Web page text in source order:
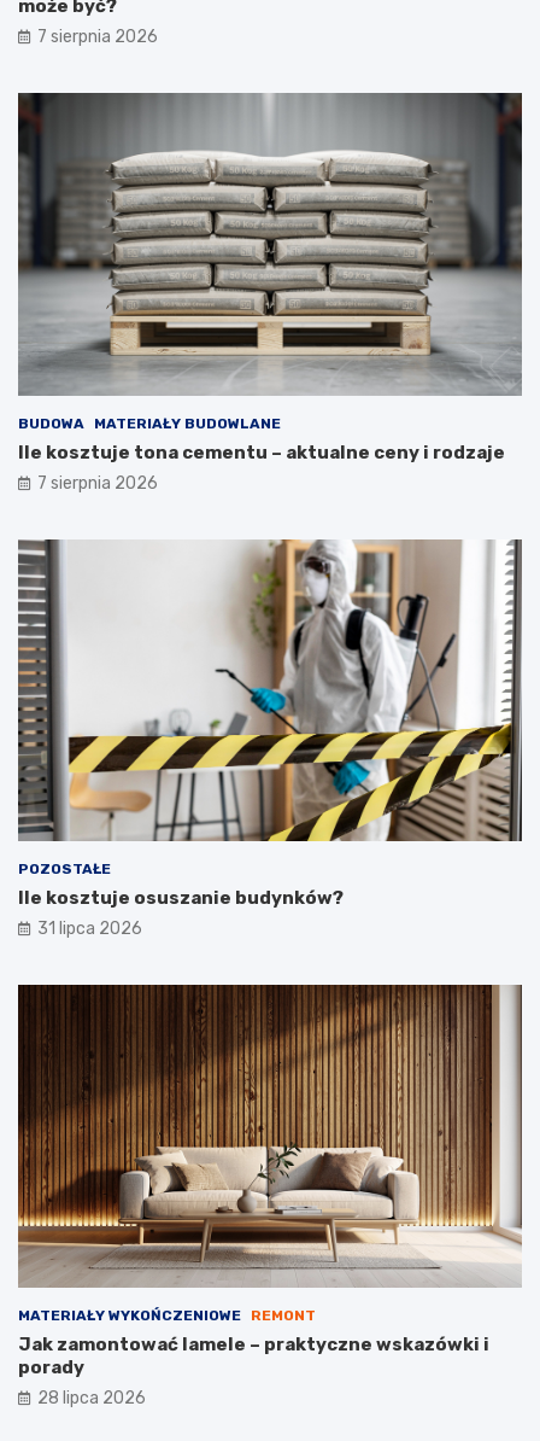
może być?
7 sierpnia 2026
BUDOWA MATERIAŁY BUDOWLANE
Ile kosztuje tona cementu – aktualne ceny i rodzaje
7 sierpnia 2026
POZOSTAŁE
Ile kosztuje osuszanie budynków?
31 lipca 2026
MATERIAŁY WYKOŃCZENIOWE REMONT
Jak zamontować lamele – praktyczne wskazówki i
porady
28 lipca 2026